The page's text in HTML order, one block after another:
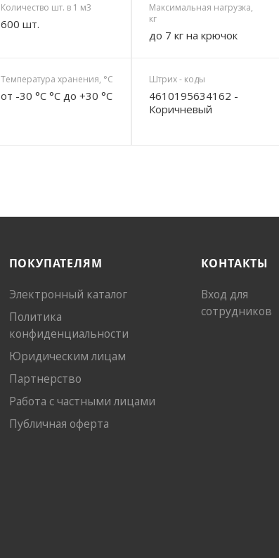
Количество шт. в 1 м3
600 шт.
Максимальная нагрузка,
кг
до 7 кг на крючок
Температура хранения, °C
от -30 °C °C до +30 °C
Штрих - коды
4610195634162 -
Коричневый
ПОКУПАТЕЛЯМ
Электронный каталог
Политика
конфиденциальности
Юридическим лицам
Партнерство
Работа с частными лицами
Публичная оферта
КОНТАКТЫ
Вход для
сотрудников